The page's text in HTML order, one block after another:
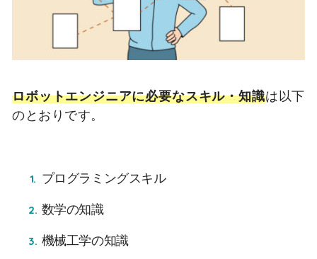
ロボットエンジニアに必要なスキル・知識は以下
のとおりです。
プログラミングスキル
数学の知識
機械工学の知識